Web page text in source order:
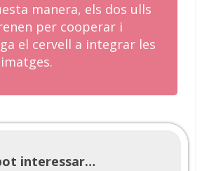
manera, els dos ulls
per cooperar i
el cervell a integrar les
interessar…